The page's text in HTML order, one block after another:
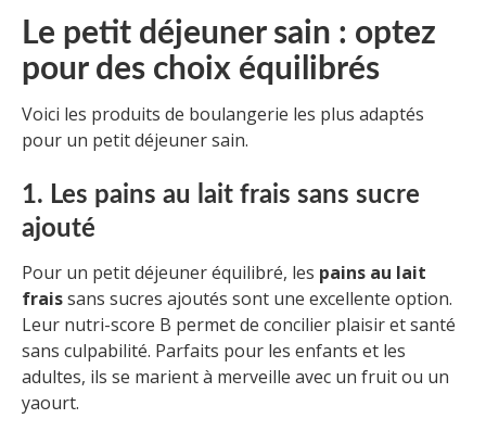
Le petit déjeuner sain : optez
pour des choix équilibrés
Voici les produits de boulangerie les plus adaptés
pour un petit déjeuner sain.
1. Les pains au lait frais sans sucre
ajouté
Pour un petit déjeuner équilibré, les pains au lait
fraissans sucres ajoutés sont une excellente option.
Leur nutri-score B permet de concilier plaisir et santé
sans culpabilité. Parfaits pour les enfants et les
adultes, ils se marient à merveille avec un fruit ou un
yaourt.